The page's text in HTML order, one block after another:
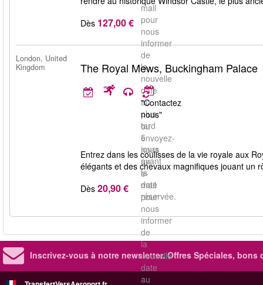
mail
pour
nous
informer
de
la
nouvelle
date
au
plus
tard
5
jours
avant
la
date
réservée.
Dès 127,00 €
London, United
Kingdom
The Royal Mews, Buckingham Palace
"Contactez
nous"
ou
envoyez-
nous
un
e-
mail
pour
nous
informer
de
la
nouvelle
date
au
Entrez dans les coulisses de la vie royale aux
élégants et des chevaux magnifiques jouant un
Dès 20,90 €
Inscrivez-vous à notre newsletter. Offres Spéciales, bons